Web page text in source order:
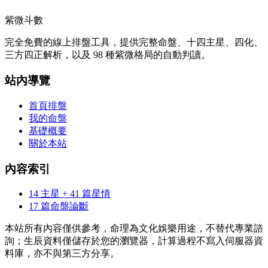
紫微斗數
完全免費的線上排盤工具，提供完整命盤、十四主星、四化、
三方四正解析，以及 98 種紫微格局的自動判讀。
站內導覽
首頁排盤
我的命盤
基礎概要
關於本站
內容索引
14 主星 + 41 篇星情
17 篇命盤論斷
本站所有內容僅供參考，命理為文化娛樂用途，不替代專業諮
詢；生辰資料僅儲存於您的瀏覽器，計算過程不寫入伺服器資
料庫，亦不與第三方分享。